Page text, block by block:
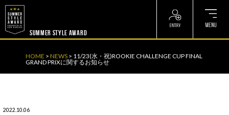
SUMMER STYLE AWARD
HOME > NEWS > 11/23(水・祝)ROOKIE CHALLENGE CUP FINAL
GRAND PRIXに関するお知らせ
2022.10.06